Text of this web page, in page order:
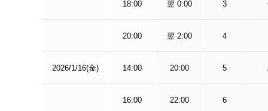
18:00 翌 0:00 3
20:00 翌 2:00 4
2026/1/16(金) 14:00 20:00 5
16:00 22:00 6